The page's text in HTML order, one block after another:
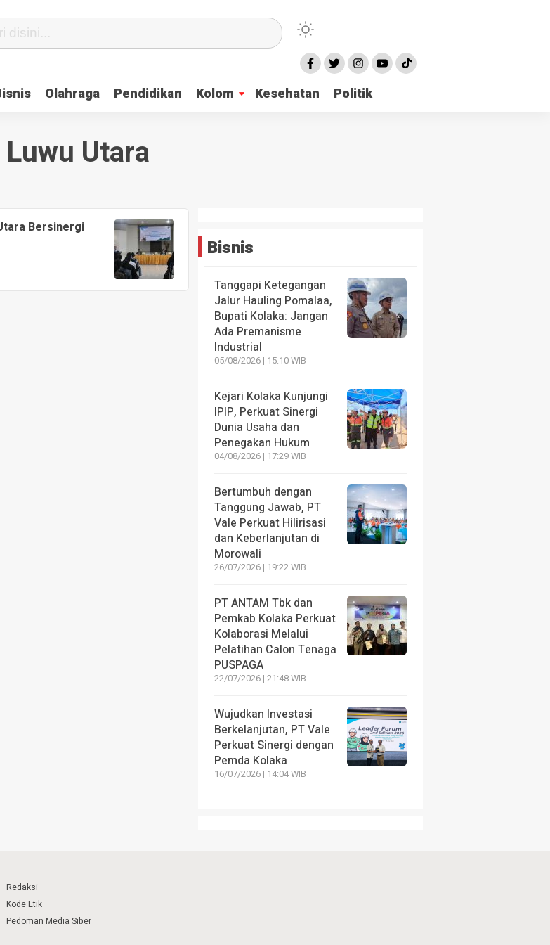
Olahraga Pendidikan Kolom Kesehatan Politik
Luwu Utara
Bersinergi
Bisnis
Tanggapi Ketegangan
Jalur Hauling Pomalaa,
Bupati Kolaka: Jangan
Ada Premanisme
Industrial
05/08/2026 | 15:10 WIB
Kejari Kolaka Kunjungi
IPIP, Perkuat Sinergi
Dunia Usaha dan
Penegakan Hukum
04/08/2026 | 17:29 WIB
Bertumbuh dengan
Tanggung Jawab, PT
Vale Perkuat Hilirisasi
dan Keberlanjutan di
Morowali
26/07/2026 | 19:22 WIB
PT ANTAM Tbk dan
Pemkab Kolaka Perkuat
Kolaborasi Melalui
Pelatihan Calon Tenaga
PUSPAGA
22/07/2026 | 21:48 WIB
Wujudkan Investasi
Berkelanjutan, PT Vale
Perkuat Sinergi dengan
Pemda Kolaka
16/07/2026 | 14:04 WIB
Redaksi
Kode Etik
Pedoman Media Siber